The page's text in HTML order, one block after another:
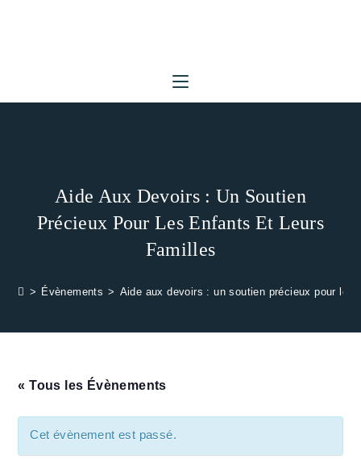
Aide Aux Devoirs : Un Soutien
Précieux Pour Les Enfants Et Leurs
Familles
> Évènements > Aide aux devoirs : un soutien précieux pour les
« Tous les Évènements
Cet évènement est passé.